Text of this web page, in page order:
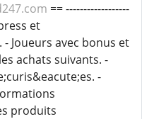
== ------------------
et
Joueurs avec bonus et
achats suivants. -
-
produits